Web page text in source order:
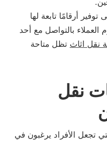
أرقامًا تابعة لها
العملاء بالتواصل مع أحد
نقل اثاث تظل متاحة
نقل
تجعل الأفراد يرغبون في